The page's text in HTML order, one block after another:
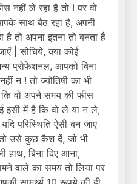
नहीं ले रहा है तो ! पर वो
साथ बैठ रहा है, अपनी
है तो अपना इतना तो बनता है
| सोचिये, क्या कोई
प्रोफेशनल, आपको बिना
न ! तो ज्योतिषी का भी
वो अपने समय की फीस
इसी में है कि वो ले या न ले,
परिस्थिति ऐसी बन जाए
उसे कुछ कैश दें, जो भी
बिना दिए आना,
वाले का समय तो लिया पर